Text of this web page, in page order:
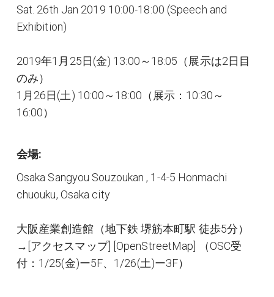
Sat. 26th Jan 2019 10:00-18:00 (Speech and
Exhibition)
2019年1月25日(金) 13:00～18:05（展示は2日目
のみ）
1月26日(土) 10:00～18:00（展示：10:30～
16:00）
会場:
Osaka Sangyou Souzoukan , 1-4-5 Honmachi
chuouku, Osaka city
大阪産業創造館（地下鉄 堺筋本町駅 徒歩5分）
→[アクセスマップ] [OpenStreetMap] （OSC受
付：1/25(金)ー5F、1/26(土)ー3F）